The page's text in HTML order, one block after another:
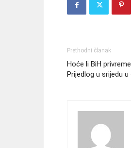
Prethodni članak
Hoće li BiH
Prijedlog u srijedu